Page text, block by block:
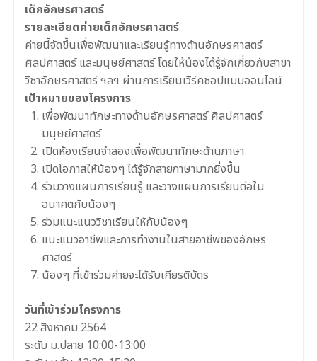
เด็กอักษรศาสตร์
รายละเอียดค่ายเด็กอักษรศาสตร์
ค่ายนี้จัดขึ้นเพื่อพัฒนาและเรียนรู้ทางด้านอักษรศาสตร์
ศิลปศาสตร์ และมนุษย์ศาสตร์ โดยให้น้องได้รู้จักเกี่ยวกับสาขา
วิชาอักษรศาสตร์ ฯลฯ ผ่านการเรียนเวิร์คชอปแบบออนไลน์
เป้าหมายของโครงการ
เพื่อพัฒนาทักษะทางด้านอักษรศาสตร์ ศิลปศาสตร์
มนุษย์ศาสตร์
เปิดห้องเรียนจำลองเพื่อพัฒนาทักษะด้านภาษา
เปิดโอกาสให้น้องๆ ได้รู้จักสายภาษามากยิ่งขึ้น
ร่วมวางแผนการเรียนรู้ และวางแผนการเรียนต่อใน
อนาคตกับน้องๆ
ร่วมแนะแนววิชาเรียนให้กับน้องๆ
แนะแนวอาชีพและการทำงานในสายอาชีพของอักษร
ศาสตร์
น้องๆ ที่เข้าร่วมค่ายจะได้รับเกียรติบัตร
วันที่เข้าร่วมโครงการ
22 สิงหาคม 2564
ระดับ ม.ปลาย 10:00-13:00